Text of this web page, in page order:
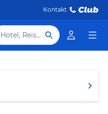
Kontakt
Hotel, Reiseziel